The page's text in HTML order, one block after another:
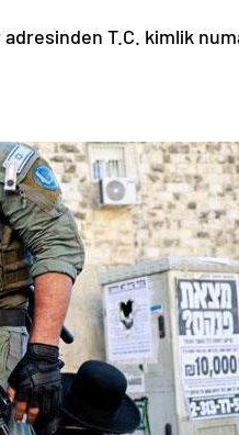
T.C. kimlik